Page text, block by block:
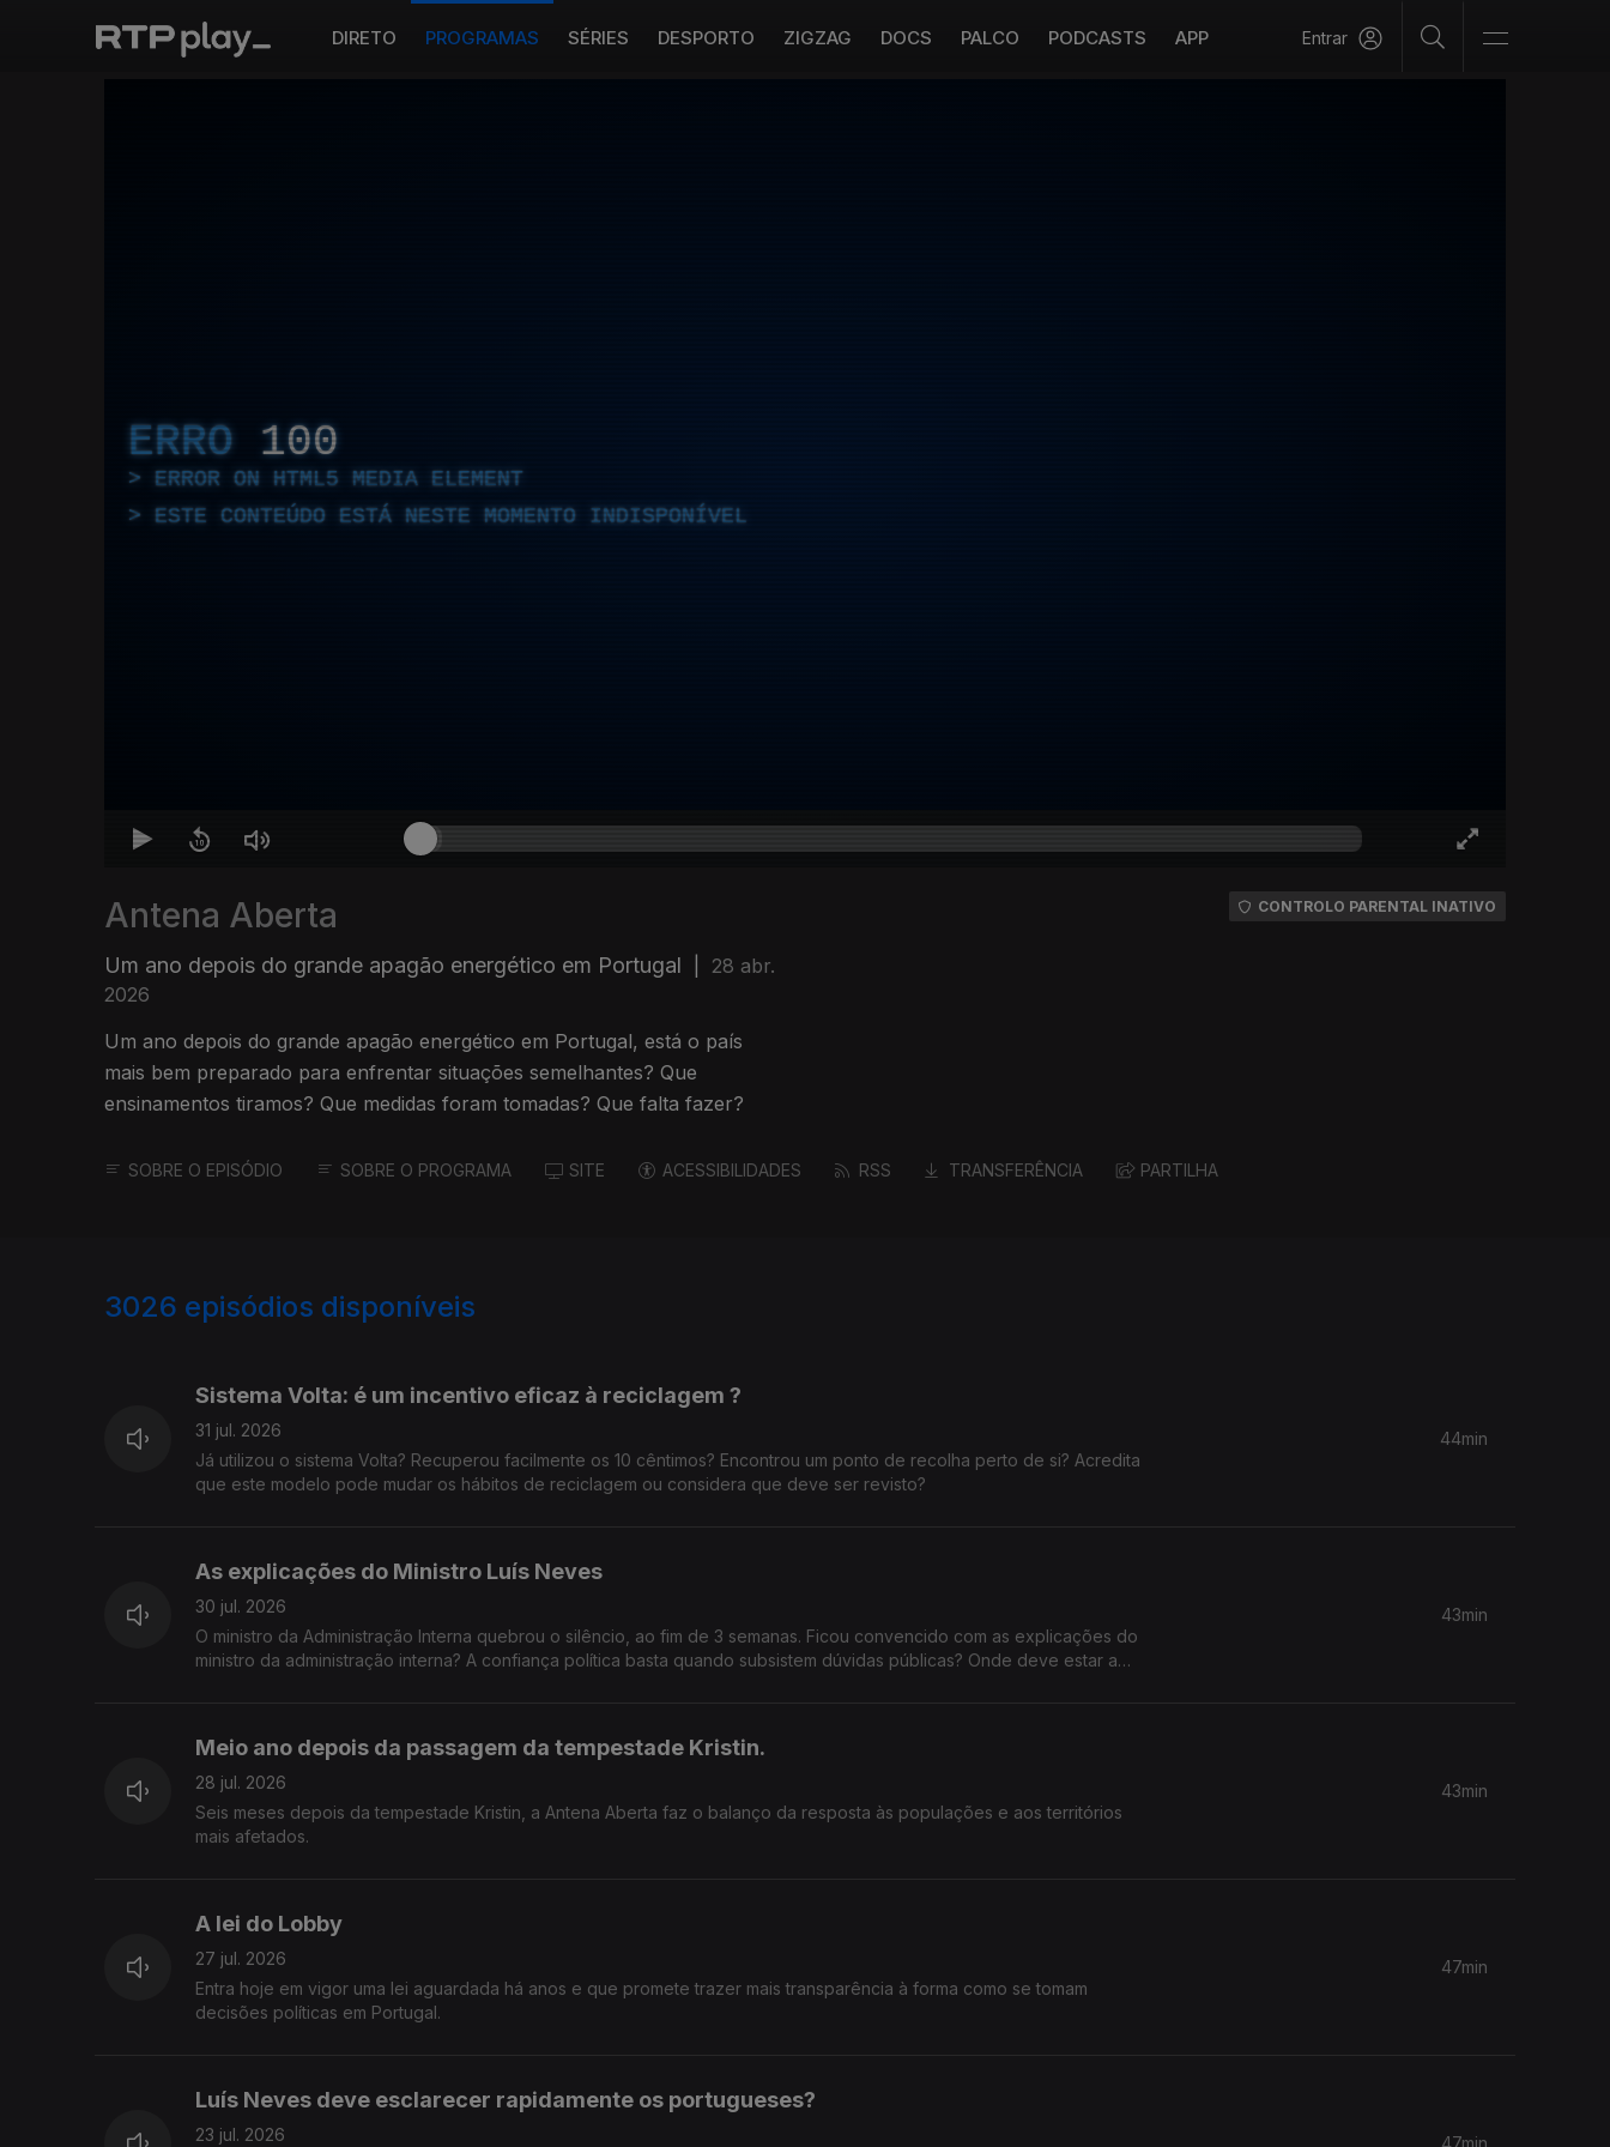
DIRETO PROGRAMAS SÉRIES DESPORTO ZIGZAG DOCS PALCO PODCASTS APP Entrar
ERRO 100
ERROR ON HTML5 MEDIA ELEMENT
ESTE CONTEÚDO ESTÁ NESTE MOMENTO INDISPONÍVEL
Antena Aberta
Um ano depois do grande apagão energético em Portugal
28 abr.
2026
Um ano depois do grande apagão energético em Portugal, está o país
mais bem preparado para enfrentar situações semelhantes? Que
ensinamentos tiramos? Que medidas foram tomadas? Que falta fazer?
CONTROLO PARENTAL INATIVO
SOBRE O EPISÓDIO SOBRE O PROGRAMA SITE ACESSIBILIDADES RSS TRANSFERÊNCIA PARTILHA
3026 episódios disponíveis
Sistema Volta: é um incentivo eficaz à reciclagem ?
31 jul. 2026
Já utilizou o sistema Volta? Recuperou facilmente os 10 cêntimos? Encontrou um ponto de recolha perto de si? Acredita
que este modelo pode mudar os hábitos de reciclagem ou considera que deve ser revisto?
44min
As explicações do Ministro Luís Neves
30 jul. 2026
O ministro da Administração Interna quebrou o silêncio, ao fim de 3 semanas. Ficou convencido com as explicações do
ministro da administração interna? A confiança política basta quando subsistem dúvidas públicas? Onde deve estar a
43min
Meio ano depois da passagem da tempestade Kristin.
28 jul. 2026
Seis meses depois da tempestade Kristin, a Antena Aberta faz o balanço da resposta às populações e aos territórios
mais afetados.
43min
A lei do Lobby
27 jul. 2026
Entra hoje em vigor uma lei aguardada há anos e que promete trazer mais transparência à forma como se tomam
decisões políticas em Portugal.
47min
Luís Neves deve esclarecer rapidamente os portugueses?
23 jul. 2026